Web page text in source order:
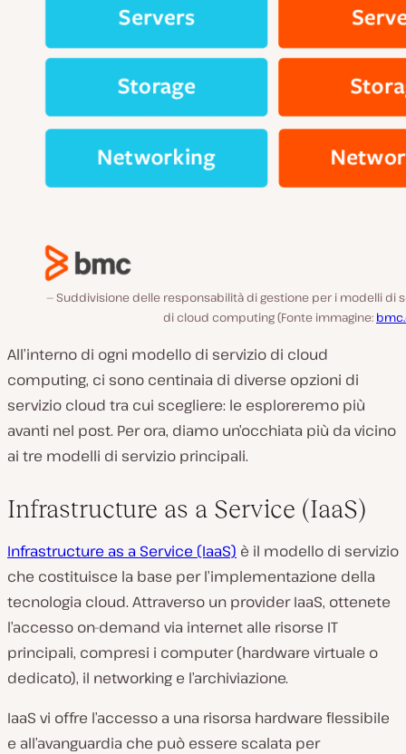
Suddivisione delle responsabilità di gestione per i modelli di
di cloud computing (Fonte immagine:
All’interno di ogni modello di servizio di cloud
computing, ci sono centinaia di diverse opzioni di
servizio cloud tra cui scegliere: le esploreremo più
avanti nel post. Per ora, diamo un’occhiata più da vicino
ai tre modelli di servizio principali.
Infrastructure as a Service (IaaS)
Infrastructure as a Service (IaaS) è il modello di servizio
che costituisce la base per l’implementazione della
tecnologia cloud. Attraverso un provider IaaS, ottenete
l’accesso on-demand via internet alle risorse IT
principali, compresi i computer (hardware virtuale o
dedicato), il networking e l’archiviazione.
IaaS vi offre l’accesso a una risorsa hardware flessibile
e all’avanguardia che può essere scalata per